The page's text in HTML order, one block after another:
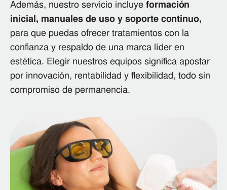
Además, nuestro servicio incluye formación
inicial, manuales de uso y soporte continuo,
para que puedas ofrecer tratamientos con la
confianza y respaldo de una marca líder en
estética. Elegir nuestros equipos significa apostar
por innovación, rentabilidad y flexibilidad, todo sin
compromiso de permanencia.